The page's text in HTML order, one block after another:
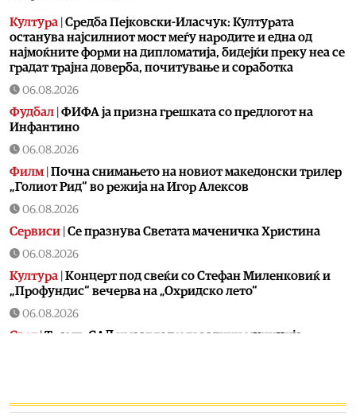
Култура Средба Пејковски-Иласчук: Културата
останува најсилниот мост меѓу народите и една од
најмоќните форми на дипломатија, бидејќи преку неа се
градат трајна доверба, почитување и соработка
06.08.2026
Фудбал ФИФА ја призна грешката со предлогот на
Инфантино
06.08.2026
Филм Почна снимањето на новиот македонски трилер
„Голиот Рид“ во режија на Игор Алексов
06.08.2026
Сервиси Се празнува Светата маченичка Христина
06.08.2026
Култура Концерт под свеќи со Стефан Миленковиќ и
„Профундис“ вечерва на „Охридско лето“
06.08.2026
Свет |Трамп: САД имаат големи залихи муниција,
Свет|Спијат во кујни, градини, хотели, користат